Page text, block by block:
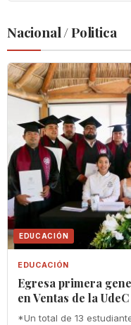
Nacional / Politica
EDUCACIÓN
EDUCACIÓN
Egresa primera
en Ventas de la
*Un total de 13